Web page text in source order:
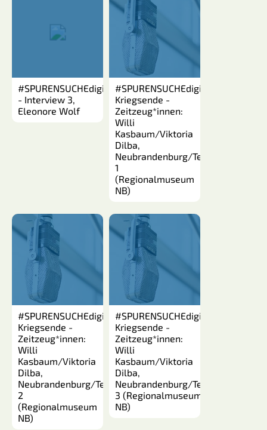
#SPURENSUCHEdigital: Kriegsende
- Interview 3,
Eleonore Wolf
#SPURENSUCHEdigital:
Kriegsende -
Zeitzeug*innen:
Willi
Kasbaum/Viktoria
Dilba,
Neubrandenburg/Teil
1
(Regionalmuseum
NB)
#SPURENSUCHEdigital:
Kriegsende -
Zeitzeug*innen:
Willi
Kasbaum/Viktoria
Dilba,
Neubrandenburg/Teil
2
(Regionalmuseum
NB)
#SPURENSUCHEdigital:
Kriegsende -
Zeitzeug*innen:
Willi
Kasbaum/Viktoria
Dilba,
Neubrandenburg/Teil
3 (Regionalmuseum
NB)